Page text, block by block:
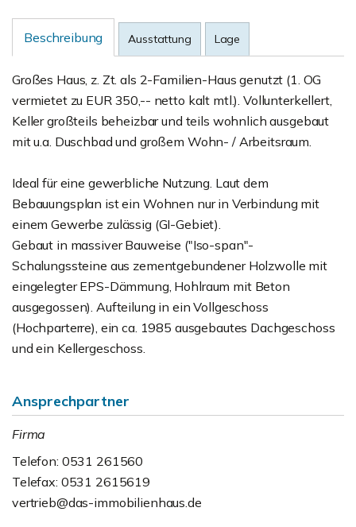
Beschreibung Ausstattung Lage
Großes Haus, z. Zt. als 2-Familien-Haus genutzt (1. OG
vermietet zu EUR 350,-- netto kalt mtl.). Vollunterkellert,
Keller großteils beheizbar und teils wohnlich ausgebaut
mit u.a. Duschbad und großem Wohn- / Arbeitsraum.
Ideal für eine gewerbliche Nutzung. Laut dem
Bebauungsplan ist ein Wohnen nur in Verbindung mit
einem Gewerbe zulässig (GI-Gebiet).
Gebaut in massiver Bauweise ("Iso-span"-
Schalungssteine aus zementgebundener Holzwolle mit
eingelegter EPS-Dämmung, Hohlraum mit Beton
ausgegossen). Aufteilung in ein Vollgeschoss
(Hochparterre), ein ca. 1985 ausgebautes Dachgeschoss
und ein Kellergeschoss.
Ansprechpartner
Firma
Telefon: 0531 261560
Telefax: 0531 2615619
vertrieb@das-immobilienhaus.de